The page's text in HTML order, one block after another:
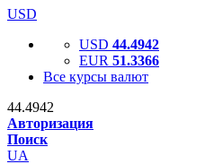
USD
USD 44.4942
EUR 51.3366
Все курсы валют
44.4942
Авторизация
Поиск
UA